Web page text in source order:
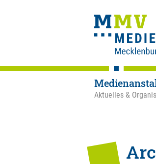
Aktuelles &